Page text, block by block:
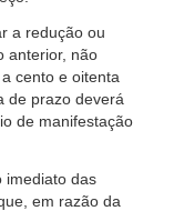
a redução ou
anterior, não
cento e oitenta
de prazo deverá
de manifestação
imediato das
em razão da